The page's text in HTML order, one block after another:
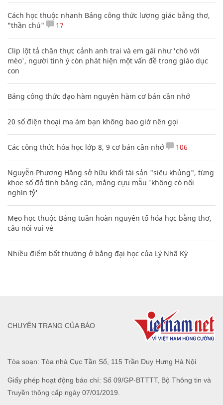
Cách học thuộc nhanh Bảng công thức lượng giác bằng thơ,
"thần chú"
17
Clip lột tả chân thực cảnh anh trai và em gái như 'chó với
mèo', người tinh ý còn phát hiện một vấn đề trong giáo dục
con
Bảng công thức đạo hàm nguyên hàm cơ bản cần nhớ
20 số điện thoại ma ám bạn không bao giờ nên gọi
Các công thức hóa học lớp 8, 9 cơ bản cần nhớ 106
Nguyễn Phương Hằng sở hữu khối tài sản "siêu khủng", từng
khoe sổ đỏ tính bằng cân, mắng cựu mẫu 'không có nổi
nghìn tỷ'
Mẹo học thuộc Bảng tuần hoàn nguyên tố hóa học bằng thơ,
câu nói vui vẻ
Nhiều điểm bất thường ở bằng đại học của Lý Nhã Kỳ
Tòa soạn: Tòa nhà Cục Tần Số, 115 Trần Duy Hưng Hà Nội
Giấy phép hoạt động báo chí: Số 09/GP-BTTTT, Bộ Thông tin và
Truyền thông cấp ngày 07/01/2019.
CHUYÊN TRANG CỦA BÁO